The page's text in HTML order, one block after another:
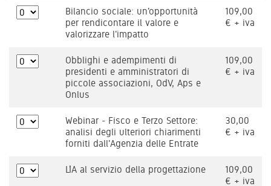
Bilancio sociale: un'opportunità
per rendicontare il valore e
valorizzare l'impatto
109,00
€ + iva
Obblighi e adempimenti di
presidenti e amministratori di
piccole associazioni, OdV, Aps e
Onlus
109,00
€ + iva
Webinar - Fisco e Terzo Settore:
analisi degli ulteriori chiarimenti
forniti dall'Agenzia delle Entrate
30,00
€ + iva
L’IA al servizio della progettazione
109,00
€ + iva